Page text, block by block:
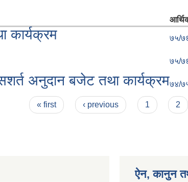
कार्यक्रम ७५/
७५/
अनुदान बजेट तथा कार्यक्रम७४/
« first ‹ previous 1 2
ऐन, कानुन